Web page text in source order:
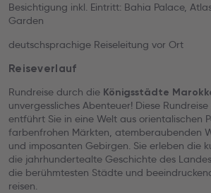
Besichtigung inkl. Eintritt: Bahia Palace,
Garden
deutschsprachige Reiseleitung vor Ort
Reiseverlauf
Rundreise durch die Königsstädte
unvergessliches Abenteuer! Diese
entführt Sie in eine Welt aus orientalischen
farbenfrohen Märkten, atemberaubenden
und imposanten Gebirgen. Sie erleben die
die jahrhundertealte Geschichte des
die berühmtesten Städte und
reisen.